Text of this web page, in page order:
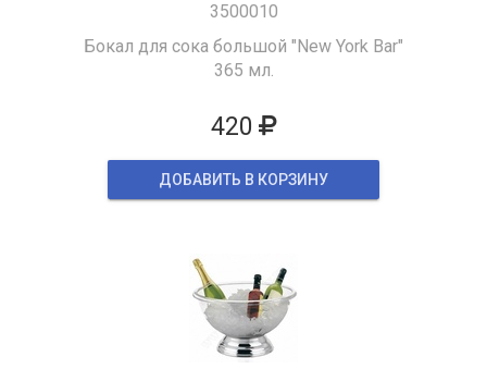
3500010
Бокал для сока большой "New York Bar"
365 мл.
420
ДОБАВИТЬ В КОРЗИНУ